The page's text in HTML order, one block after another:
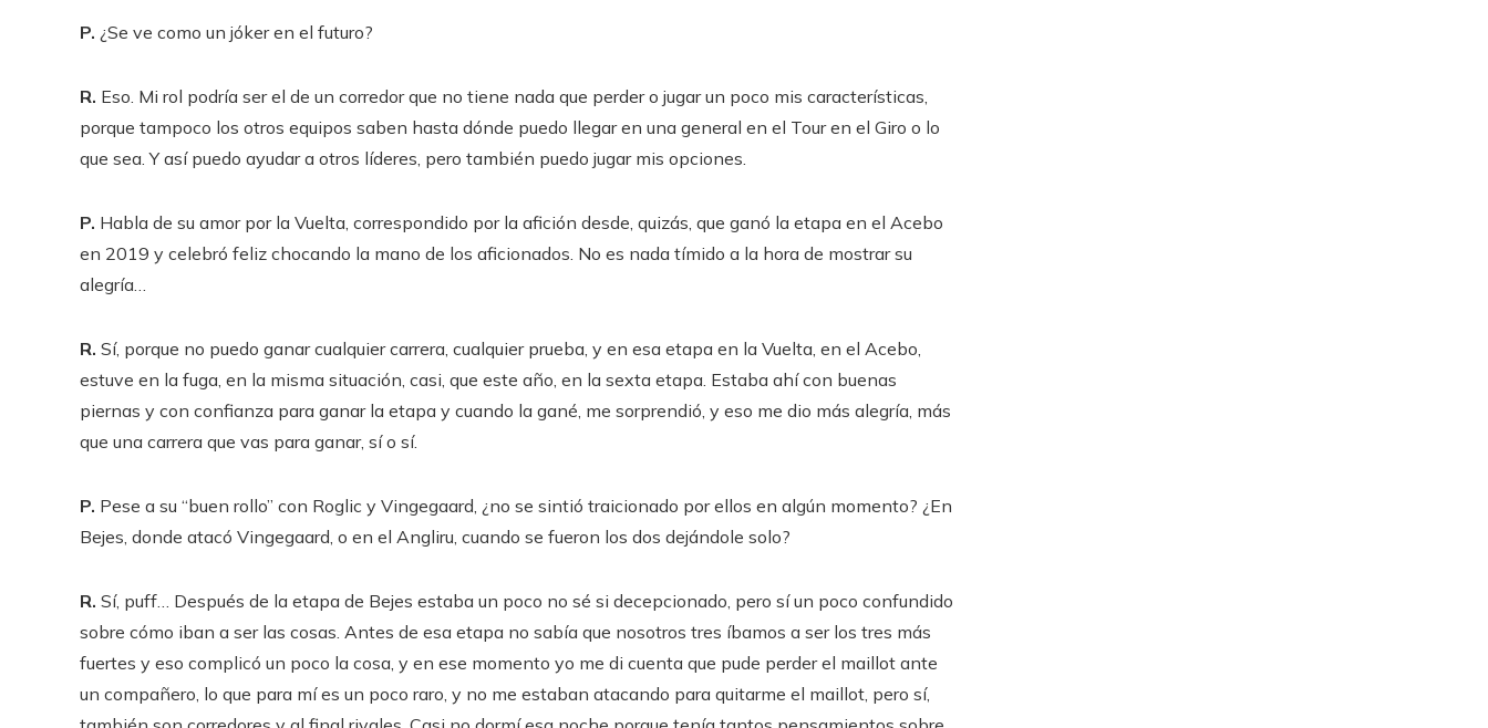
P. ¿Se ve como un jóker en el futuro?
R. Eso. Mi rol podría ser el de un corredor que no tiene nada que perder o jugar un poco mis características,
porque tampoco los otros equipos saben hasta dónde puedo llegar en una general en el Tour en el Giro o lo
que sea. Y así puedo ayudar a otros líderes, pero también puedo jugar mis opciones.
P. Habla de su amor por la Vuelta, correspondido por la afición desde, quizás, que ganó la etapa en el Acebo
en 2019 y celebró feliz chocando la mano de los aficionados. No es nada tímido a la hora de mostrar su
alegría…
R. Sí, porque no puedo ganar cualquier carrera, cualquier prueba, y en esa etapa en la Vuelta, en el Acebo,
estuve en la fuga, en la misma situación, casi, que este año, en la sexta etapa. Estaba ahí con buenas
piernas y con confianza para ganar la etapa y cuando la gané, me sorprendió, y eso me dio más alegría, más
que una carrera que vas para ganar, sí o sí.
P. Pese a su “buen rollo” con Roglic y Vingegaard, ¿no se sintió traicionado por ellos en algún momento? ¿En
Bejes, donde atacó Vingegaard, o en el Angliru, cuando se fueron los dos dejándole solo?
R. Sí, puff… Después de la etapa de Bejes estaba un poco no sé si decepcionado, pero sí un poco confundido
sobre cómo iban a ser las cosas. Antes de esa etapa no sabía que nosotros tres íbamos a ser los tres más
fuertes y eso complicó un poco la cosa, y en ese momento yo me di cuenta que pude perder el maillot ante
un compañero, lo que para mí es un poco raro, y no me estaban atacando para quitarme el maillot, pero sí,